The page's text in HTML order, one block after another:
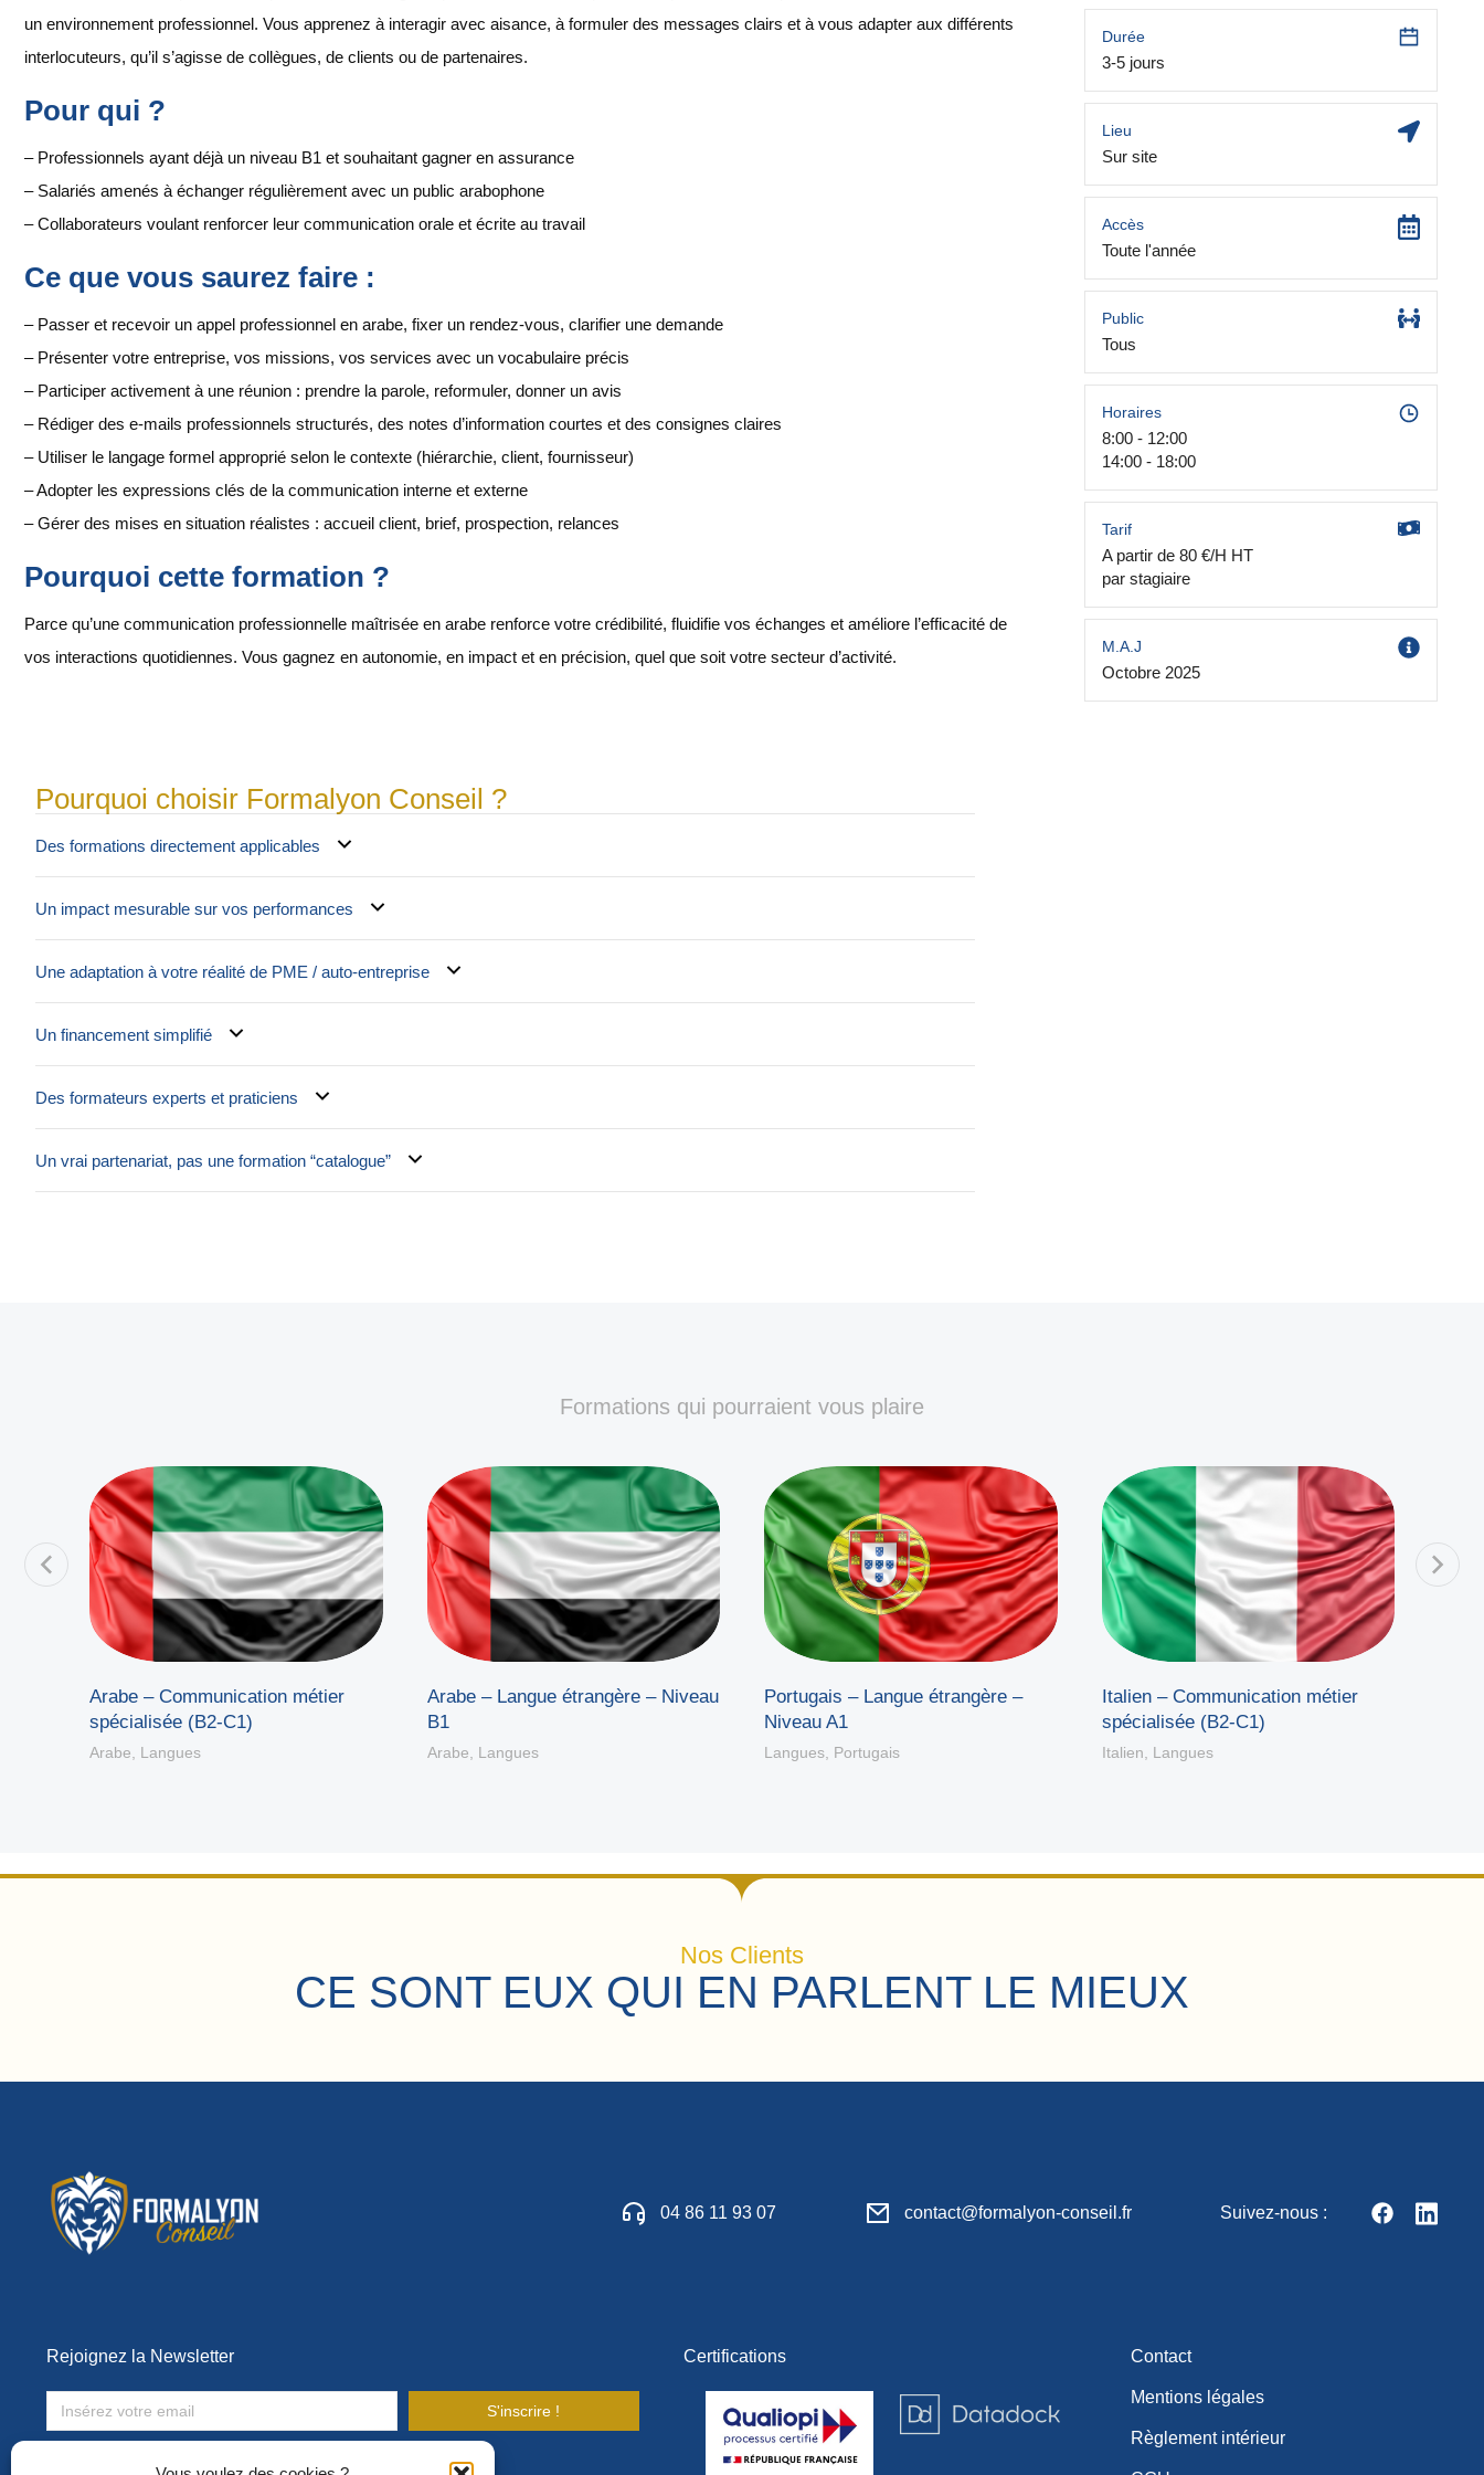
un environnement professionnel. Vous apprenez à interagir avec aisance, à formuler des messages clairs et à vous adapter aux différents
interlocuteurs, qu’il s’agisse de collègues, de clients ou de partenaires.
Pour qui ?
– Professionnels ayant déjà un niveau B1 et souhaitant gagner en assurance
– Salariés amenés à échanger régulièrement avec un public arabophone
– Collaborateurs voulant renforcer leur communication orale et écrite au travail
Ce que vous saurez faire :
– Passer et recevoir un appel professionnel en arabe, fixer un rendez-vous, clarifier une demande
– Présenter votre entreprise, vos missions, vos services avec un vocabulaire précis
– Participer activement à une réunion : prendre la parole, reformuler, donner un avis
– Rédiger des e-mails professionnels structurés, des notes d’information courtes et des consignes claires
– Utiliser le langage formel approprié selon le contexte (hiérarchie, client, fournisseur)
– Adopter les expressions clés de la communication interne et externe
– Gérer des mises en situation réalistes : accueil client, brief, prospection, relances
Pourquoi cette formation ?
Parce qu’une communication professionnelle maîtrisée en arabe renforce votre crédibilité, fluidifie vos échanges et améliore l’efficacité de
vos interactions quotidiennes. Vous gagnez en autonomie, en impact et en précision, quel que soit votre secteur d’activité.
Durée
3-5 jours
Lieu
Sur site
Accès
Toute l'année
Public
Tous
Horaires
8:00 - 12:00
14:00 - 18:00
Tarif
A partir de 80 €/H HT
par stagiaire
M.A.J
Octobre 2025
Pourquoi choisir Formalyon Conseil ?
Des formations directement applicables
Un impact mesurable sur vos performances
Une adaptation à votre réalité de PME / auto-entreprise
Un financement simplifié
Des formateurs experts et praticiens
Un vrai partenariat, pas une formation “catalogue”
Formations qui pourraient vous plaire
Arabe – Communication métier
spécialisée (B2-C1)
Arabe Langues
Arabe – Langue étrangère – Niveau
B1
Arabe Langues
Portugais – Langue étrangère –
Niveau A1
Langues Portugais
Italien – Communication métier
spécialisée (B2-C1)
Italien Langues
Nos Clients
CE SONT EUX QUI EN PARLENT LE MIEUX
04 86 11 93 07 contact@formalyon-conseil.fr Suivez-nous :
Rejoignez la Newsletter
S'inscrire !
Toute l’actualité de la formation en entreprise !
Certifications Contact
Mentions légales
Règlement intérieur